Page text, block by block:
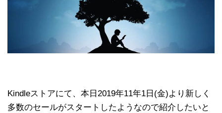
Kindleストアにて、本日2019年11年1日(金)より新しく
多数のセールがスタートしたようなので紹介したいと